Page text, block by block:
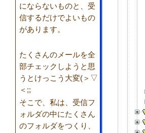
にならないものと、受
信するだけでよいもの
があります。
たくさんのメールを全
部チェックしようと思
うとけっこう大変(＞▽
＜;;
そこで、私は、受信フ
ォルダの中にたくさん
のフォルダをつくり、